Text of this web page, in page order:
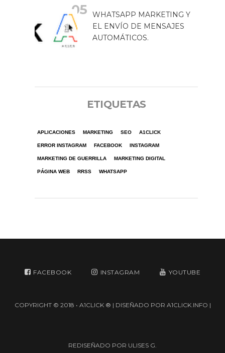
WHATSAPP MARKETING Y
EL ENVÍO DE MENSAJES
AUTOMÁTICOS.
ETIQUETAS
APLICACIONES MARKETING SEO A1CLICK
ERROR INSTAGRAM FACEBOOK INSTAGRAM
MARKETING DE GUERRILLA MARKETING DIGITAL
PÁGINA WEB RRSS WHATSAPP
FACEBOOK INSTAGRAM YOUTUBE
COPYRIGHT © 2018 • A1CLICK ® | DISEÑADO POR A1CLICK.INFO |
REDISEÑADO POR ULISES G.